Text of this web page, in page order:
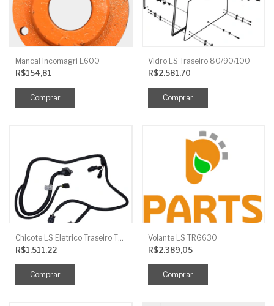
Mancal Incomagri E600
R$154,81
Vidro LS Traseiro 80/90/100
R$2.581,70
R$1.511,22
Volante LS TRG630
R$2.389,05